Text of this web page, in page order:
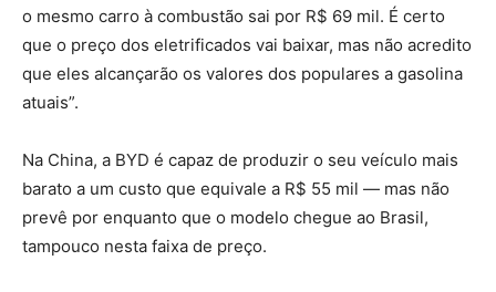
o mesmo carro à combustão sai por R$ 69 mil. É certo
que o preço dos eletrificados vai baixar, mas não acredito
que eles alcançarão os valores dos populares a gasolina
atuais”.
Na China, a BYD é capaz de produzir o seu veículo mais
barato a um custo que equivale a R$ 55 mil — mas não
prevê por enquanto que o modelo chegue ao Brasil,
tampouco nesta faixa de preço.